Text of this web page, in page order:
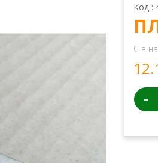
Код :
Є в
-